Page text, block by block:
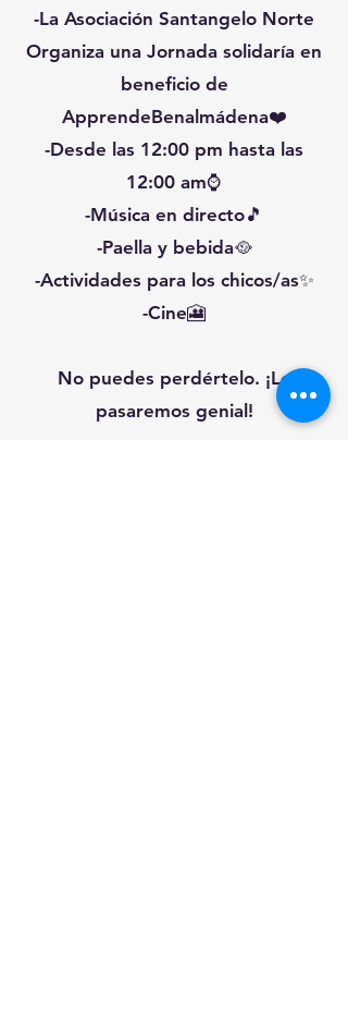
-La Asociación Santangelo Norte
Organiza una Jornada solidaría en
beneficio de
ApprendeBenalmádena❤️
-Desde las 12:00 pm hasta las
12:00 am⌚
-Música en directo🎵
-Paella y bebida🥘
-Actividades para los chicos/as✨
-Cine🎦
No puedes perdértelo. ¡Lo
pasaremos genial!